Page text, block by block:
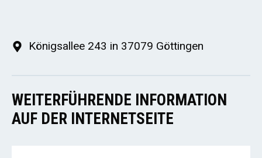
Königsallee 243 in 37079 Göttingen
WEITERFÜHRENDE INFORMATION
AUF DER INTERNETSEITE